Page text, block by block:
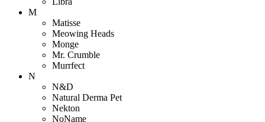
M
Matisse
Meowing Heads
Monge
Mr. Crumble
Murrfect
N
N&D
Natural Derma Pet
Nekton
NoName